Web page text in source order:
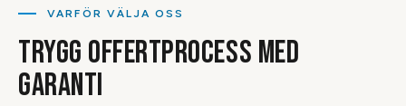
VARFÖR VÄLJA OSS
TRYGG OFFERTPROCESS MED
GARANTI